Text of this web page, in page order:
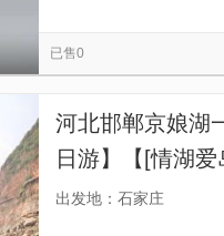
已售0
河北邯郸京娘湖
日游】【[情湖爱
出发地：石家庄